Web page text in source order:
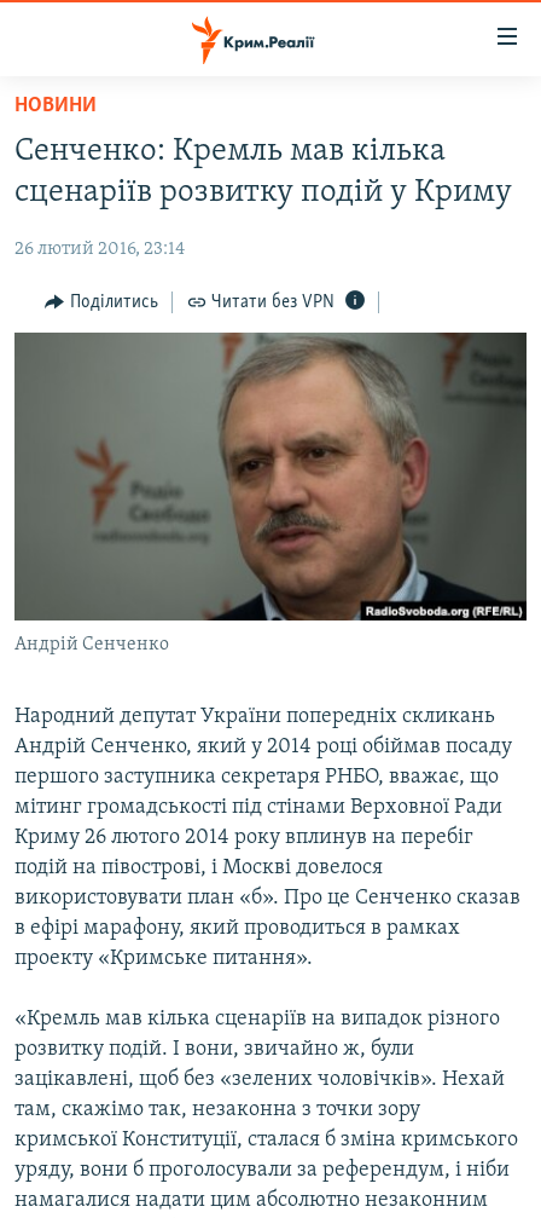
Перейти
основного
матеріалу
до
навігації
Перейти
ВІДЕО ТА ФОТО
ПОЛІТИКА
БЛОГИ
ВСЕ ЗА ДЕНЬ
СПЕЦПРОЕКТИ
ДЕПОРТАЦІЯ
УКРАЇНСЬКА ПРОБЛЕМА КРИМУ
ЯК ОБІЙТИ БЛОКУВАННЯ
Qırımtatar
Усі сайти RFE/RL
НОВИНИ
Сенченко: Кремль мав кілька
сценаріїв розвитку подій у Криму
26 лютий 2016, 23:14
Поділитись Читати без VPN
Андрій Сенченко
Народний депутат України попередніх скликань
Андрій Сенченко, який у 2014 році обіймав посаду
першого заступника секретаря РНБО, вважає, що
мітинг громадськості під стінами Верховної Ради
Криму 26 лютого 2014 року вплинув на перебіг
подій на півострові, і Москві довелося
використовувати план «б». Про це Сенченко сказав
в ефірі марафону, який проводиться в рамках
проекту «Кримське питання».
«Кремль мав кілька сценаріїв на випадок різного
розвитку подій. І вони, звичайно ж, були
зацікавлені, щоб без «зелених чоловічків». Нехай
там, скажімо так, незаконна з точки зору
кримської Конституції, сталася б зміна кримського
уряду, вони б проголосували за референдум, і ніби
намагалися надати цим абсолютно незаконним